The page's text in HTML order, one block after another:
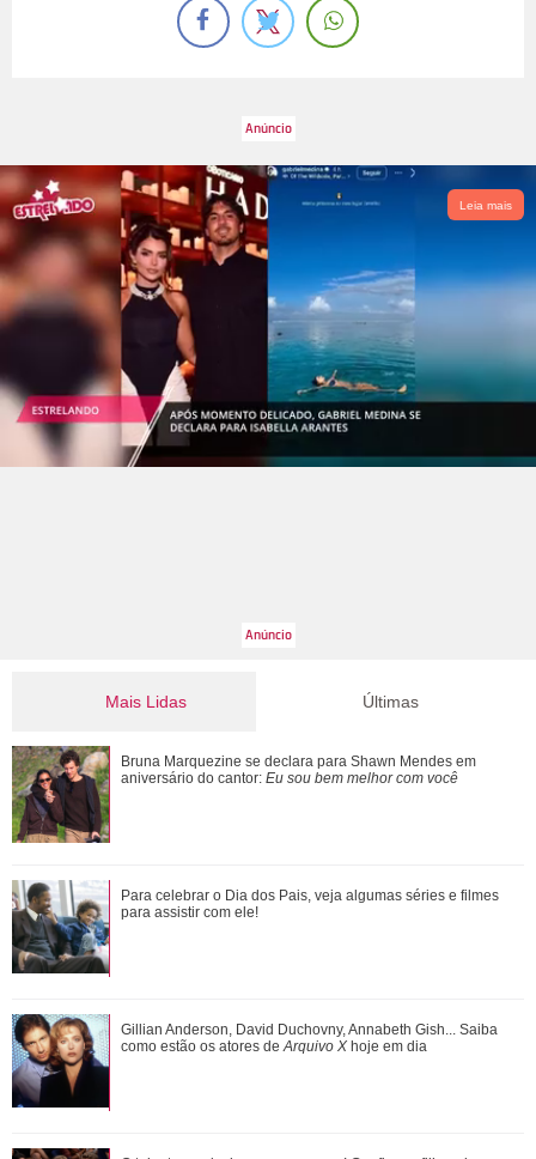
Leia mais
Mais Lidas
Morre pai de Lionel Messi aos 68 anos de idade
Ana Castela responde recado de Zé Felipe em show: Um
goiano me mandou um abraço ontem
Zé Felipe e Virgínia Fonseca aparecem juntos após
cirurgias das filhas e cantor brinca: Ta...
Últimas
Bruna Marquezine se declara para Shawn Mendes em
aniversário do cantor: Eu sou bem melhor com você
Para celebrar o Dia dos Pais, veja algumas séries e filmes
para assistir com ele!
Gillian Anderson, David Duchovny, Annabeth Gish... Saiba
como estão os atores deArquivo X hoje em dia